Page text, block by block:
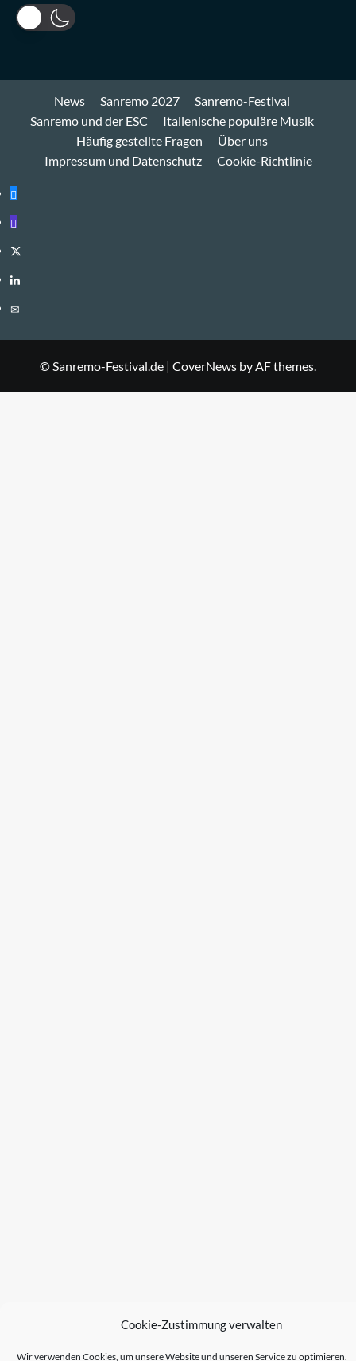
Cookie-Zustimmung verwalten
Wir verwenden Cookies, um unsere Website und unseren Service zu optimieren.
News Sanremo 2027
Sanremo-Festival
Sanremo und der ESC
Italienische populäre Musik
Häufig gestellte Fragen
Über uns
Impressum und Datenschutz
Cookie-Richtlinie
Bluesky
Mastodon
Twitter
LinkedIn
E-
© Sanremo-Festival.de | CoverNews by AF themes.